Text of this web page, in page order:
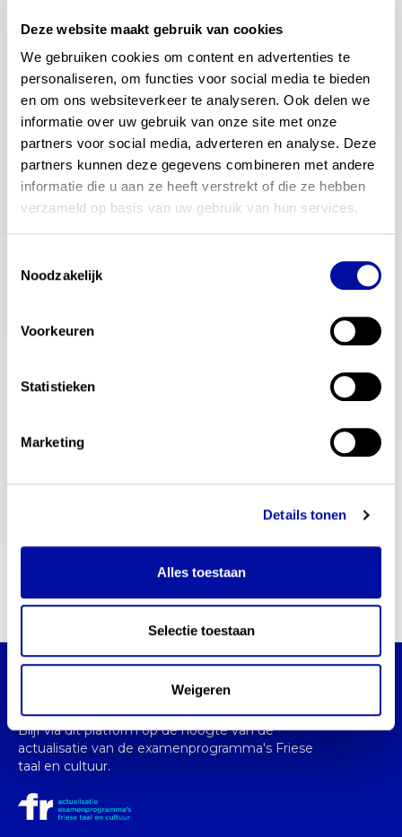
Deze website maakt gebruik van cookies
We gebruiken cookies om content en advertenties te
personaliseren, om functies voor social media te bieden
en om ons websiteverkeer te analyseren. Ook delen we
informatie over uw gebruik van onze site met onze
partners voor social media, adverteren en analyse. Deze
partners kunnen deze gegevens combineren met andere
informatie die u aan ze heeft verstrekt of die ze hebben
verzameld op basis van uw gebruik van hun services.
Noodzakelijk
Voorkeuren
Statistieken
Marketing
Details tonen
Alles toestaan
Selectie toestaan
Weigeren
E-mailadres
Stel hieronder je vraag:
Verzenden
E-mail
Stationsplein 1, 3818 LE, Amersfoort
Postbus 502, 3008AM, Amersfoort Nederland
communicatie@slo.nl
Blijf via dit platform op de hoogte van de
actualisatie van de examenprogramma's Friese
taal en cultuur.